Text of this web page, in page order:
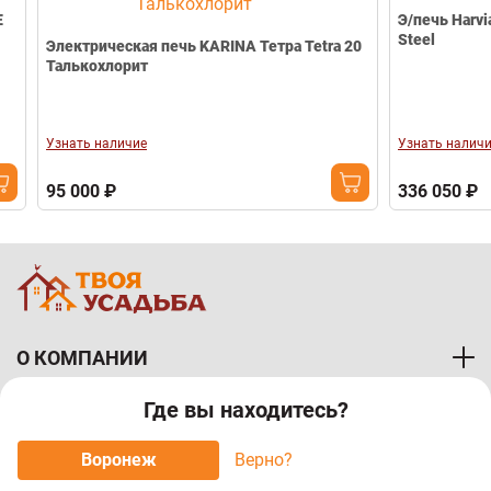
Где вы находитесь?
Воронеж Верно?
Электрическая печь KARINA Тетра Tetra 20
Талькохлорит
Узнать наличие
95 000 ₽
Э/печь Harvia
Steel
Узнать наличие
336 050 ₽
О КОМПАНИИ
ПОКУПАТЕЛЯМ
МЫ ПРИНИМАЕМ К ОПЛАТЕ: